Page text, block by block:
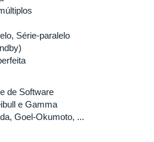
Série-paralelo
de Software
e Gamma
Goel-Okumoto, ...